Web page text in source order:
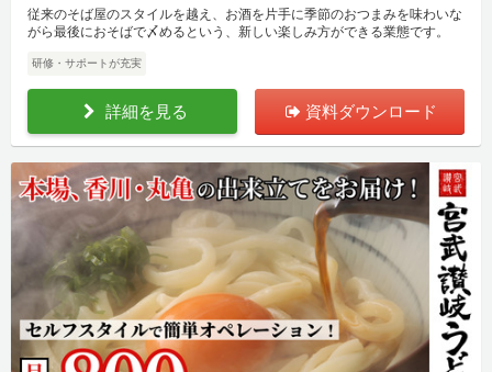
従来のそば屋のスタイルを越え、お酒を片手に季節のおつまみを味わいな
がら最後におそばで〆めるという、新しい楽しみ方ができる業態です。
研修・サポートが充実
詳細を見る 資料ダウンロード